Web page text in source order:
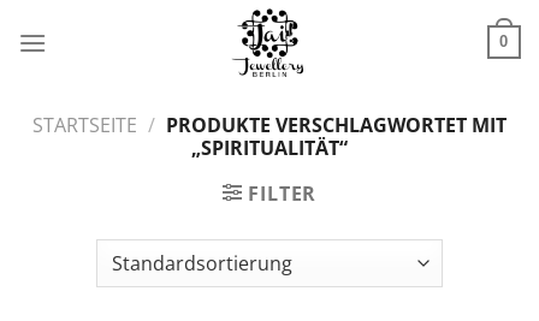
Inhalt
0
STARTSEITE / PRODUKTE VERSCHLAGWORTET MIT
„SPIRITUALITÄT“
FILTER